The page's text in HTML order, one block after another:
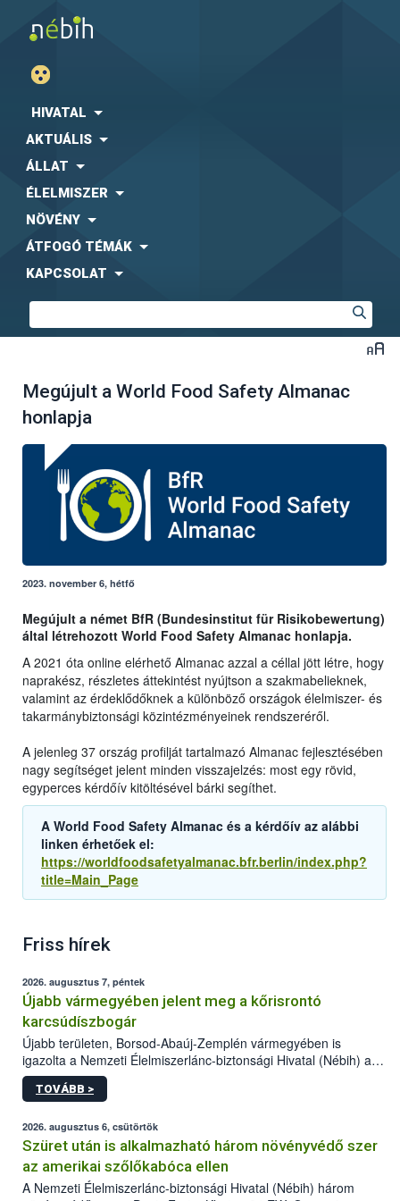
HIVATAL
AKTUÁLIS
ÁLLAT
ÉLELMISZER
NÖVÉNY
ÁTFOGÓ TÉMÁK
KAPCSOLAT
Megújult a World Food Safety Almanac
honlapja
2023. november 6, hétfő
Megújult a német BfR (Bundesinstitut für Risikobewertung)
által létrehozott World Food Safety Almanac honlapja.
A 2021 óta online elérhető Almanac azzal a céllal jött létre, hogy
naprakész, részletes áttekintést nyújtson a szakmabelieknek,
valamint az érdeklődőknek a különböző országok élelmiszer- és
takarmánybiztonsági közintézményeinek rendszeréről.
A jelenleg 37 ország profilját tartalmazó Almanac fejlesztésében
nagy segítséget jelent minden visszajelzés: most egy rövid,
egyperces kérdőív kitöltésével bárki segíthet.
A World Food Safety Almanac és a kérdőív az alábbi
linken érhetőek el:
https://worldfoodsafetyalmanac.bfr.berlin/index.php?
title=Main_Page
Friss hírek
2026. augusztus 7, péntek
Újabb vármegyében jelent meg a kőrisrontó
karcsúdíszbogár
Újabb területen, Borsod-Abaúj-Zemplén vármegyében is
igazolta a Nemzeti Élelmiszerlánc-biztonsági Hivatal (Nébih) a
kőrisrontó karcsúdíszbogár (Agrilus planipennis) jelenlétét. A
kártevőt nem csak színcsapdában találták meg, de már fertőzött
az intenzív felderítést, emellett az intézkedéseket a szlovák
hatósággal is összehangolják a terjedés megállítása érdekében.
TOVÁBB >
2026. augusztus 6, csütörtök
Szüret után is alkalmazható három növényvédő szer
az amerikai szőlőkabóca ellen
A Nemzeti Élelmiszerlánc-biztonsági Hivatal (Nébih) három